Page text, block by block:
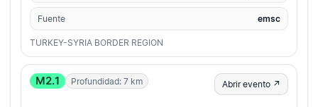
Fuente emsc
TURKEY-SYRIA BORDER REGION
M2.1 Profundidad: 7 km Abrir evento ↗